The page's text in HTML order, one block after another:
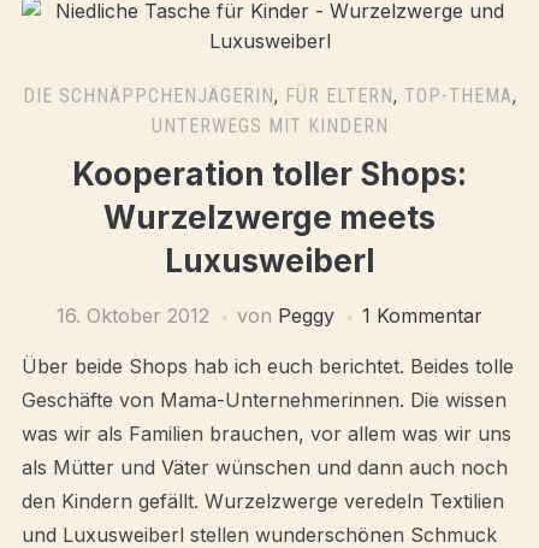
DIE SCHNÄPPCHENJÄGERIN, FÜR ELTERN, TOP-THEMA,
UNTERWEGS MIT KINDERN
Kooperation toller Shops:
Wurzelzwerge meets
Luxusweiberl
16. Oktober 2012 von Peggy 1 Kommentar
Über beide Shops hab ich euch berichtet. Beides tolle
Geschäfte von Mama-Unternehmerinnen. Die wissen
was wir als Familien brauchen, vor allem was wir uns
als Mütter und Väter wünschen und dann auch noch
den Kindern gefällt. Wurzelzwerge veredeln Textilien
und Luxusweiberl stellen wunderschönen Schmuck